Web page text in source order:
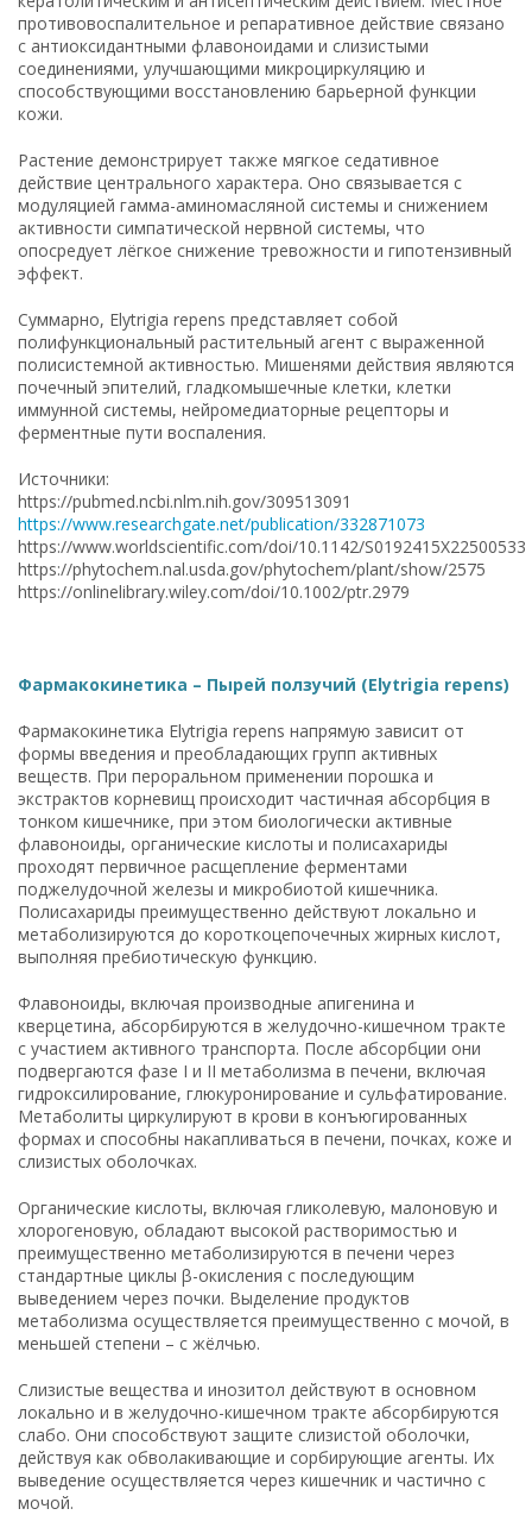
противовоспалительное и репаративное действие связано
с антиоксидантными флавоноидами и слизистыми
соединениями, улучшающими микроциркуляцию и
способствующими восстановлению барьерной функции
кожи.
Растение демонстрирует также мягкое седативное
действие центрального характера. Оно связывается с
модуляцией гамма-аминомасляной системы и снижением
активности симпатической нервной системы, что
опосредует лёгкое снижение тревожности и гипотензивный
эффект.
Суммарно, Elytrigia repens представляет собой
полифункциональный растительный агент с выраженной
полисистемной активностью. Мишенями действия являются
почечный эпителий, гладкомышечные клетки, клетки
иммунной системы, нейромедиаторные рецепторы и
ферментные пути воспаления.
Источники:
https://pubmed.ncbi.nlm.nih.gov/309513091
https://www.researchgate.net/publication/332871073
https://www.worldscientific.com/doi/10.1142/S0192415X22500533
https://phytochem.nal.usda.gov/phytochem/plant/show/2575
https://onlinelibrary.wiley.com/doi/10.1002/ptr.2979
Фармакокинетика – Пырей ползучий (Elytrigia repens)
Фармакокинетика Elytrigia repens напрямую зависит от
формы введения и преобладающих групп активных
веществ. При пероральном применении порошка и
экстрактов корневищ происходит частичная абсорбция в
тонком кишечнике, при этом биологически активные
флавоноиды, органические кислоты и полисахариды
проходят первичное расщепление ферментами
поджелудочной железы и микробиотой кишечника.
Полисахариды преимущественно действуют локально и
метаболизируются до короткоцепочечных жирных кислот,
выполняя пребиотическую функцию.
Флавоноиды, включая производные апигенина и
кверцетина, абсорбируются в желудочно-кишечном тракте
с участием активного транспорта. После абсорбции они
подвергаются фазе I и II метаболизма в печени, включая
гидроксилирование, глюкуронирование и сульфатирование.
Метаболиты циркулируют в крови в конъюгированных
формах и способны накапливаться в печени, почках, коже и
слизистых оболочках.
Органические кислоты, включая гликолевую, малоновую и
хлорогеновую, обладают высокой растворимостью и
преимущественно метаболизируются в печени через
стандартные циклы β-окисления с последующим
выведением через почки. Выделение продуктов
метаболизма осуществляется преимущественно с мочой, в
меньшей степени – с жёлчью.
Слизистые вещества и инозитол действуют в основном
локально и в желудочно-кишечном тракте абсорбируются
слабо. Они способствуют защите слизистой оболочки,
действуя как обволакивающие и сорбирующие агенты. Их
выведение осуществляется через кишечник и частично с
мочой.